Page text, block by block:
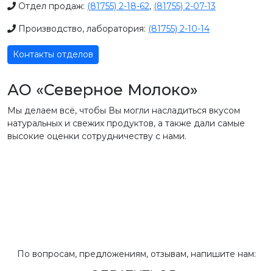
Отдел продаж: (81755) 2-18-62, (81755) 2-07-13
Производство, лаборатория: (81755) 2-10-14
Контакты отделов
АО «Северное Молоко»
Мы делаем всё, чтобы Вы могли насладиться вкусом
натуральных и свежих продуктов, а также дали самые
высокие оценки сотрудничеству с нами.
По вопросам, предложениям, отзывам, напишите нам: